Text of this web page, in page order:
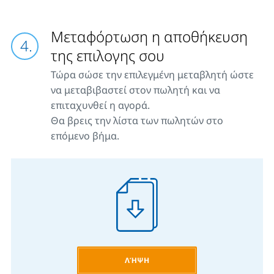
Μεταφόρτωση η αποθήκευση
της επιλογης σου
Τώρα σώσε την επιλεγμένη μεταβλητή ώστε
να μεταβιβαστεί στον πωλητή και να
επιταχυνθεί η αγορά.
Θα βρεις την λίστα των πωλητών στο
επόμενο βήμα.
ΛΉΨΗ